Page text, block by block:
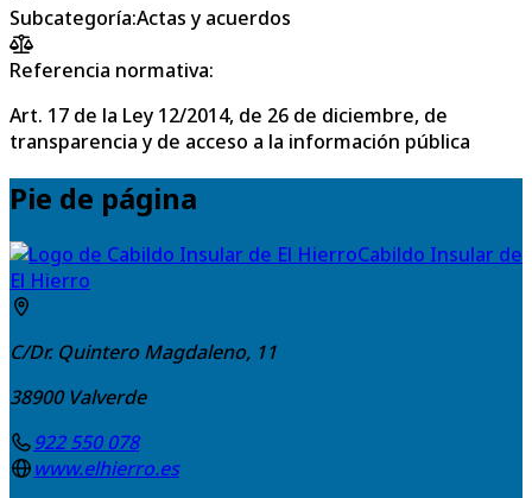
Subcategoría:Actas y acuerdos
Referencia normativa:
Art. 17 de la Ley 12/2014, de 26 de diciembre, de
transparencia y de acceso a la información pública
Pie de página
Cabildo Insular de
El Hierro
C/Dr. Quintero Magdaleno, 11
38900 Valverde
922 550 078
www.elhierro.es